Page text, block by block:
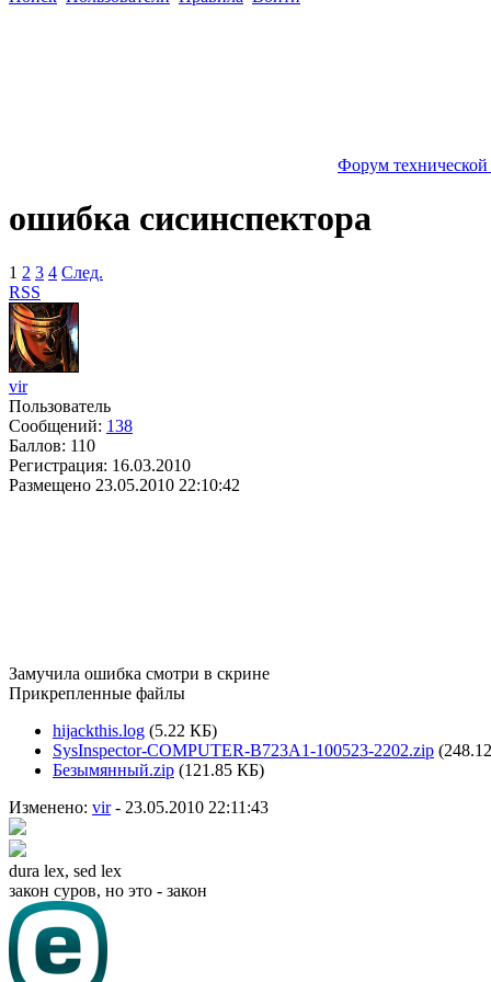
Форум
ошибка сисинспектора
1 2 3 4 След.
RSS
vir
Пользователь
Сообщений: 138
Баллов: 110
Регистрация: 16.03.2010
Размещено 23.05.2010 22:10:42
Замучила ошибка смотри в скрине
Прикрепленные файлы
hijackthis.log (5.22 КБ)
SysInspector-COMPUTER-B723A1-100523-2202.zip
Безымянный.zip (121.85 КБ)
Изменено: vir- 23.05.2010 22:11:43
dura lex, sed lex
закон суров, но это - закон